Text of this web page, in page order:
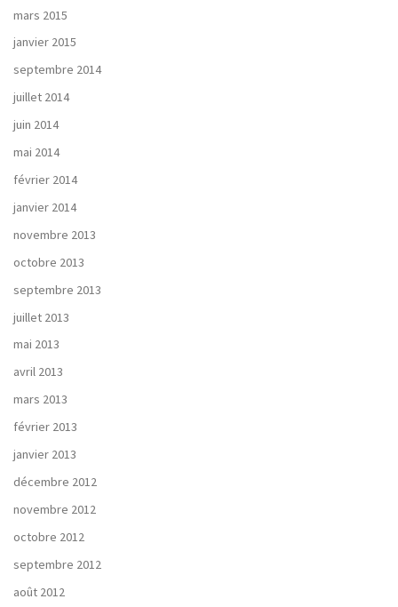
mars 2015
janvier 2015
septembre 2014
juillet 2014
juin 2014
mai 2014
février 2014
janvier 2014
novembre 2013
octobre 2013
septembre 2013
juillet 2013
mai 2013
avril 2013
mars 2013
février 2013
janvier 2013
décembre 2012
novembre 2012
octobre 2012
septembre 2012
août 2012